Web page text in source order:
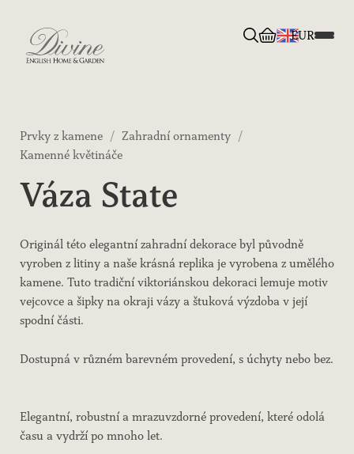
Divine English Home & Garden EUR
Prvky z kamene / Zahradní ornamenty /
Kamenné květináče
Váza State
Originál této elegantní zahradní dekorace byl původně
vyroben z litiny a naše krásná replika je vyrobena z umělého
kamene. Tuto tradiční viktoriánskou dekoraci lemuje motiv
vejcovce a šipky na okraji vázy a štuková výzdoba v její
spodní části.
Dostupná v různém barevném provedení, s úchyty nebo bez.
Elegantní, robustní a mrazuvzdorné provedení, které odolá
času a vydrží po mnoho let.